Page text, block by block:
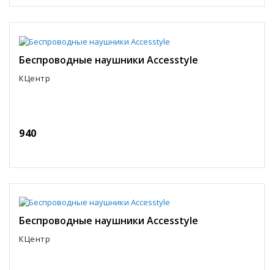
Беспроводные наушники Accesstyle
КЦентр
940
Беспроводные наушники Accesstyle
КЦентр